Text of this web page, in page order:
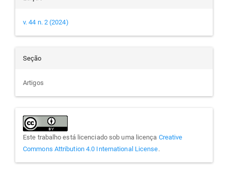
v. 44 n. 2 (2024)
Seção
Artigos
Este trabalho está licenciado sob uma licença Creative
Commons Attribution 4.0 International License.